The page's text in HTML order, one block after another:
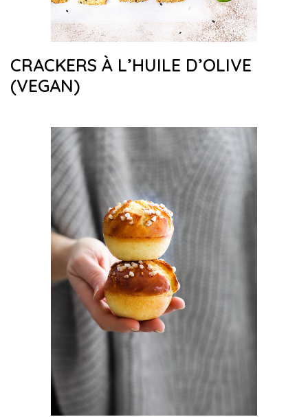
CRACKERS À L’HUILE D’OLIVE
(VEGAN)